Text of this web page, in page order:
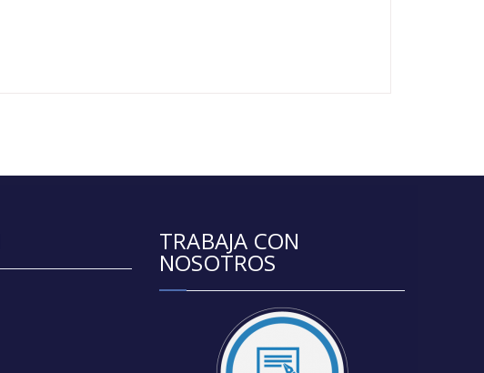
TRABAJA CON
NOSOTROS